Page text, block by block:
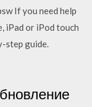
If you need help
iPad or iPod touch
step guide.